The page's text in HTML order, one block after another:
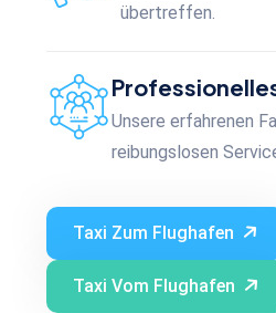
übertreffen.
Unsere erfahrenen
reibungslosen
Taxi Zum Flughafen
Taxi Vom Flughafen